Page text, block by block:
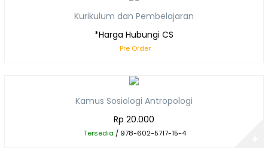
Kurikulum dan Pembelajaran
*Harga Hubungi CS
Pre Order
Kamus Sosiologi Antropologi
Rp 20.000
Tersedia / 978-602-5717-15-4